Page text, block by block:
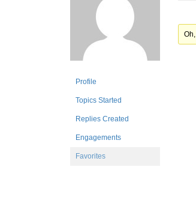
Profile
Topics Started
Replies Created
Engagements
Favorites